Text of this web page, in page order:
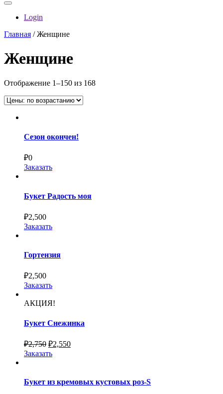
Login
Главная / Женщине
Женщине
Отображение 1–150 из 168
Сезон окончен!
₽0
Заказать
Букет Радость моя
₽2,500
Заказать
Гортензия
₽2,500
Заказать
АКЦИЯ!
Букет Снежинка
₽2,750 ₽2,550
Заказать
Букет из кремовых кустовых роз-S